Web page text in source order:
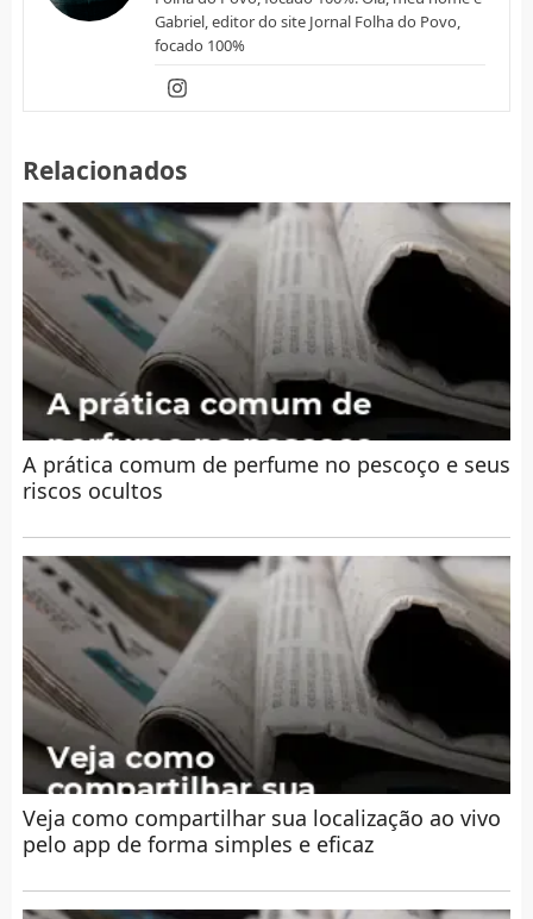
Gabriel, editor do site Jornal Folha do Povo,
focado 100%
Relacionados
A prática comum de perfume no pescoço e seus
riscos ocultos
Veja como compartilhar sua localização ao vivo
pelo app de forma simples e eficaz